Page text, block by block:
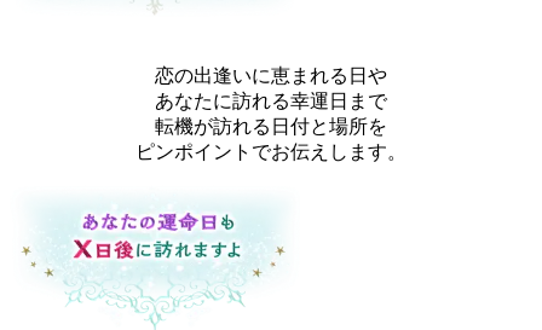
恋の出逢いに恵まれる日や
あなたに訪れる幸運日まで
転機が訪れる日付と場所を
ピンポイントでお伝えします。